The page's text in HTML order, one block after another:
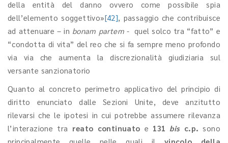
della entità del danno ovvero come possibile spia
dell’elemento soggettivo»[42], passaggio che contribuisce
ad attenuare – in bonam partem - quel solco tra “fatto” e
“condotta di vita” del reo che si fa sempre meno profondo
via via che aumenta la discrezionalità giudiziaria sul
versante sanzionatorio
Quanto al concreto perimetro applicativo del principio di
diritto enunciato dalle Sezioni Unite, deve anzitutto
rilevarsi che le ipotesi in cui potrebbe assumere rilevanza
l’interazione tra reato continuato e 131 bisc.p. sono